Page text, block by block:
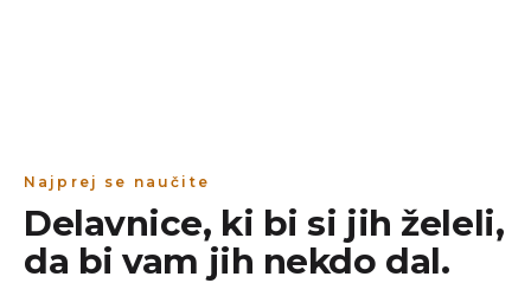
Najprej se naučite
Delavnice, ki bi si jih želeli,
da bi vam jih nekdo dal.